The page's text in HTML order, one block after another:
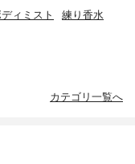
ディミスト 練り香水
カテゴリ一覧へ